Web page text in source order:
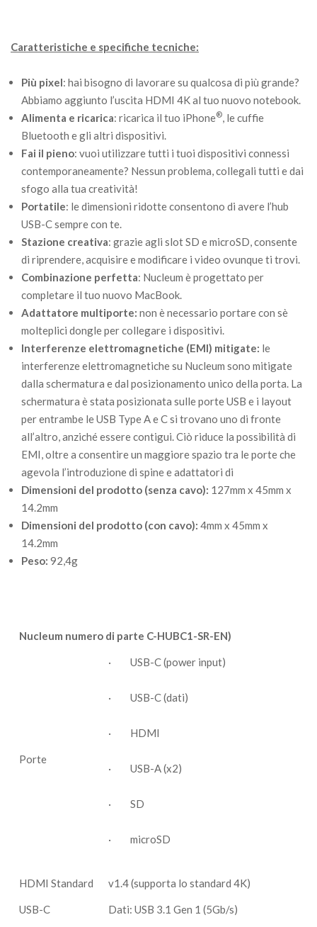
Caratteristiche e specifiche tecniche:
Più pixel: hai bisogno di lavorare su qualcosa di più grande?
Abbiamo aggiunto l’uscita HDMI 4K al tuo nuovo notebook.
Alimenta e ricarica: ricarica il tuo iPhone®, le cuffie
Bluetooth e gli altri dispositivi.
Fai il pieno: vuoi utilizzare tutti i tuoi dispositivi connessi
contemporaneamente? Nessun problema, collegali tutti e dai
sfogo alla tua creatività!
Portatile: le dimensioni ridotte consentono di avere l’hub
USB-C sempre con te.
Stazione creativa: grazie agli slot SD e microSD, consente
di riprendere, acquisire e modificare i video ovunque ti trovi.
Combinazione perfetta: Nucleum è progettato per
completare il tuo nuovo MacBook.
Adattatore multiporte: non è necessario portare con sè
molteplici dongle per collegare i dispositivi.
Interferenze elettromagnetiche (EMI) mitigate: le
interferenze elettromagnetiche su Nucleum sono mitigate
dalla schermatura e dal posizionamento unico della porta. La
schermatura è stata posizionata sulle porte USB e i layout
per entrambe le USB Type A e C si trovano uno di fronte
all’altro, anziché essere contigui. Ciò riduce la possibilità di
EMI, oltre a consentire un maggiore spazio tra le porte che
agevola l’introduzione di spine e adattatori di
Dimensioni del prodotto (senza cavo): 127mm x 45mm x
14.2mm
Dimensioni del prodotto (con cavo): 4mm x 45mm x
14.2mm
Peso: 92,4g
Nucleum numero di parte C-HUBC1-SR-EN)
Porte
· USB-C (power input)
· USB-C (dati)
· HDMI
· USB-A (x2)
· SD
· microSD
HDMI Standard v1.4 (supporta lo standard 4K)
USB-C Dati: USB 3.1 Gen 1 (5Gb/s)